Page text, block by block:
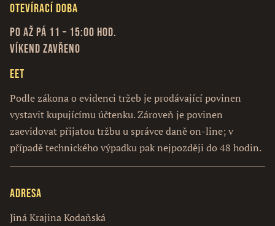
Otevírací doba
Po až Pá 11 – 15:00 hod.
Víkend zavřeno
EET
Podle zákona o evidenci tržeb je prodávající povinen
vystavit kupujícímu účtenku. Zároveň je povinen
zaevidovat přijatou tržbu u správce daně on-line; v
případě technického výpadku pak nejpozději do 48 hodin.
Adresa
Jiná Krajina Kodaňská